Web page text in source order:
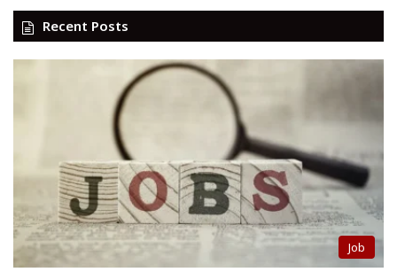
Recent Posts
Job